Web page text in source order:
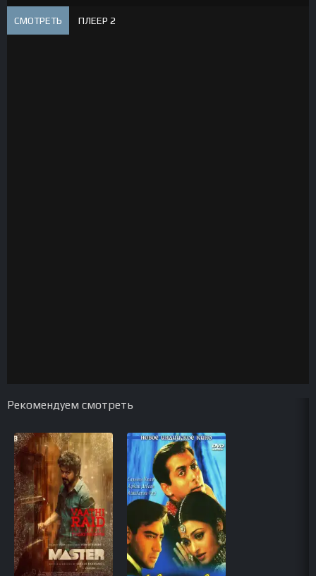
СМОТРЕТЬ ПЛЕЕР 2
Рекомендуем смотреть